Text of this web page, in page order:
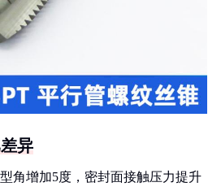
异
角增加5度，密封面接触压力提升